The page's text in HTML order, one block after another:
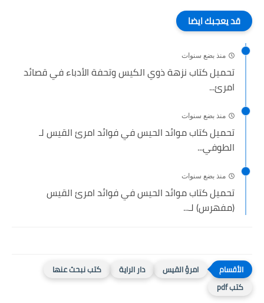
قد يعجبك ايضا
منذ بضع سنوات
تحميل كتاب نزهة ذوي الكيس وتحفة الأدباء في قصائد
امرئ...
منذ بضع سنوات
تحميل كتاب موائد الحيس في فوائد امرئ القيس لـ
الطوفي...
منذ بضع سنوات
تحميل كتاب موائد الحيس في فوائد امرئ القيس
(مفهرس) لـ...
امرؤ القيس دار الراية
كتب نبحث عنها
كتب pdf